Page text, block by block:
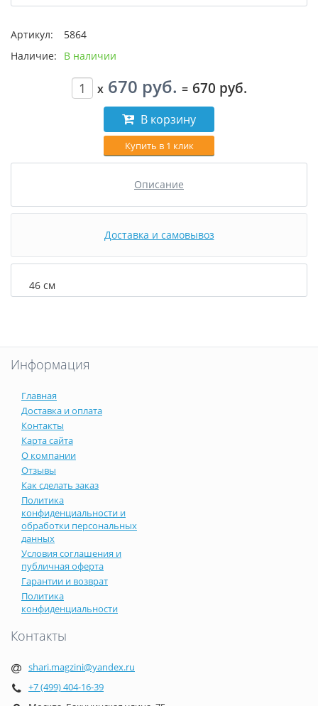
Артикул:
5864
Наличие:
В наличии
x 670 руб. = 670 руб.
В корзину
Купить в 1 клик
Описание
Доставка и самовывоз
46 см
Информация
Главная
Доставка и оплата
Контакты
Карта сайта
О компании
Отзывы
Как сделать заказ
Политика
конфиденциальности и
обработки персональных
данных
Условия соглашения и
публичная оферта
Гарантии и возврат
Политика
конфиденциальности
Контакты
shari.magzini@yandex.ru
+7 (499) 404-16-39